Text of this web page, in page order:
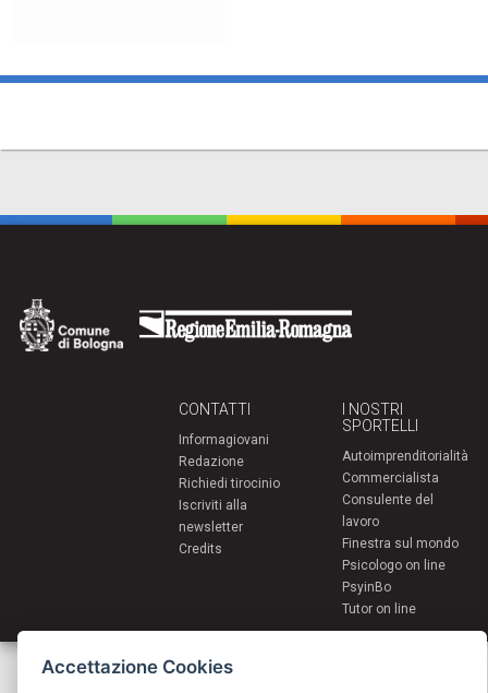
CONTATTI
Informagiovani
Redazione
Richiedi tirocinio
Iscriviti alla
newsletter
Credits
I NOSTRI
SPORTELLI
Autoimprenditorialità
Commercialista
Consulente del
lavoro
Finestra sul mondo
Psicologo on line
PsyinBo
Tutor on line
Servizi per i giovani - Scambi e soggiorni all'estero
Accettazione Cookies